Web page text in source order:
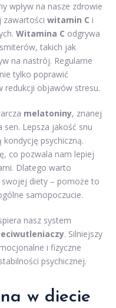
wpływ na nasze zdrowie
zawartości witamin C i
Witamina C odgrywa
takich jak
na nastrój. Regularne
tylko poprawić
redukcji objawów stresu.
melatoniny, znanej
sen. Lepsza jakość snu
kondycję psychiczną.
co pozwala nam lepiej
Dlatego warto
diety – pomoże to
samopoczucie.
nasz system
. Silniejszy
i fizyczne
psychicznej.
w diecie